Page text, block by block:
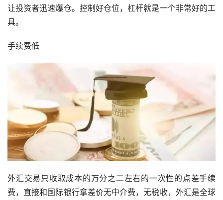
让投资者迅速爆仓。控制好仓位，杠杆就是一个非常好的工
具。
手续费低
外汇交易只收取成本的万分之二左右的一次性的点差手续
费，直接和国际银行拿差价无中介费，无税收，外汇是全球